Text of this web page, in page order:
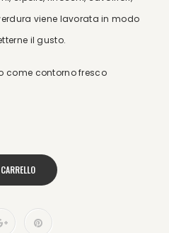
viene lavorata in modo
il gusto.
come contorno fresco